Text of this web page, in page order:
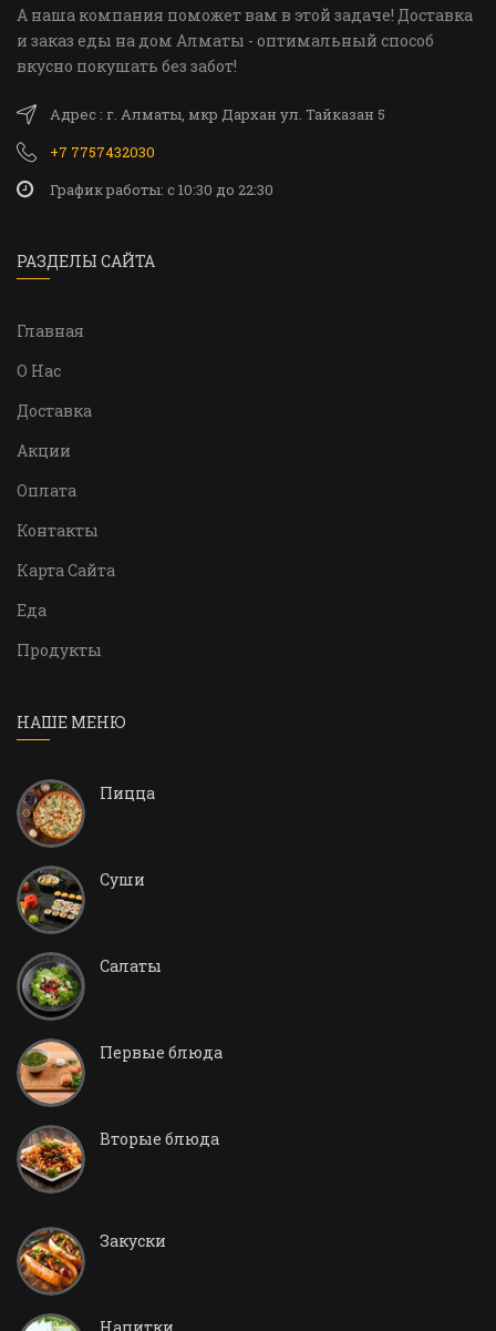
А наша компания поможет вам в этой задаче! Доставка
и заказ еды на дом Алматы - оптимальный способ
вкусно покушать без забот!
Адрес : г. Алматы, мкр Дархан ул. Тайказан 5
+7 7757432030
График работы: c 10:30 до 22:30
РАЗДЕЛЫ САЙТА
Главная
О Нас
Доставка
Акции
Оплата
Контакты
Карта Сайта
Еда
Продукты
НАШЕ МЕНЮ
Пицца
Суши
Салаты
Первые блюда
Вторые блюда
Закуски